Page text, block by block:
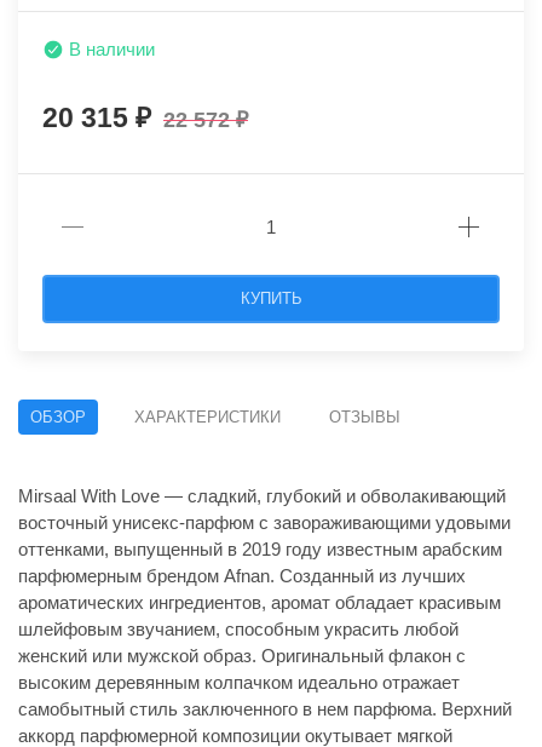
В наличии
20 315 22 572
КУПИТЬ
ОБЗОР ХАРАКТЕРИСТИКИ ОТЗЫВЫ
Mirsaal With Love — сладкий, глубокий и обволакивающий
восточный унисекс-парфюм с завораживающими удовыми
оттенками, выпущенный в 2019 году известным арабским
парфюмерным брендом Afnan. Созданный из лучших
ароматических ингредиентов, аромат обладает красивым
шлейфовым звучанием, способным украсить любой
женский или мужской образ. Оригинальный флакон с
высоким деревянным колпачком идеально отражает
самобытный стиль заключенного в нем парфюма. Верхний
аккорд парфюмерной композиции окутывает мягкой